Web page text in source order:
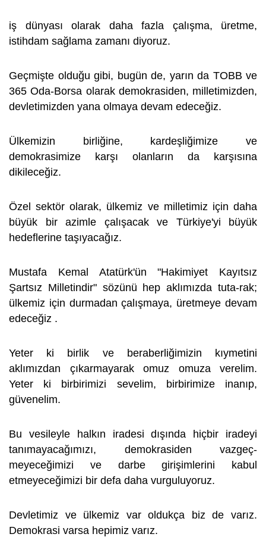
iş dünyası olarak daha fazla çalışma, üretme,
istihdam sağlama zamanı diyoruz.
Geçmişte olduğu gibi, bugün de, yarın da TOBB ve
365 Oda-Borsa olarak demokrasiden, milletimizden,
devletimizden yana olmaya devam edeceğiz.
Ülkemizin birliğine, kardeşliğimize ve
demokrasimize karşı olanların da karşısına
dikileceğiz.
Özel sektör olarak, ülkemiz ve milletimiz için daha
büyük bir azimle çalışacak ve Türkiye'yi büyük
hedeflerine taşıyacağız.
Mustafa Kemal Atatürk'ün "Hakimiyet Kayıtsız
Şartsız Milletindir" sözünü hep aklımızda tuta-rak;
ülkemiz için durmadan çalışmaya, üretmeye devam
edeceğiz .
Yeter ki birlik ve beraberliğimizin kıymetini
aklımızdan çıkarmayarak omuz omuza verelim.
Yeter ki birbirimizi sevelim, birbirimize inanıp,
güvenelim.
Bu vesileyle halkın iradesi dışında hiçbir iradeyi
tanımayacağımızı, demokrasiden vazgeç-
meyeceğimizi ve darbe girişimlerini kabul
etmeyeceğimizi bir defa daha vurguluyoruz.
Devletimiz ve ülkemiz var oldukça biz de varız.
Demokrasi varsa hepimiz varız.